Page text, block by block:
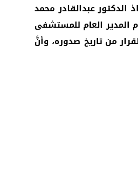
الأول 1441هـ الموافق: 4 أكتوبر 2020م بشأن منح الأستاذ الدكتور عبدالقادر محمد
المدير العام للمستشفى
من تاريخ صدوره، وأنَّ